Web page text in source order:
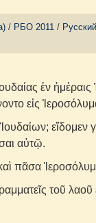
/ РБО 2011 /
ἐν
εἰς
εἴδομεν
αὐτῷ.
πᾶσα
τοῦ